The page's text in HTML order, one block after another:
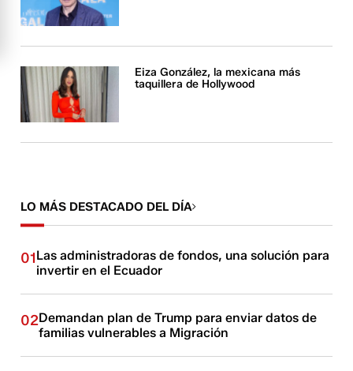
Eiza González, la mexicana más
taquillera de Hollywood
LO MÁS DESTACADO DEL DÍA
01Las administradoras de fondos, una solución para
invertir en el Ecuador
02Demandan plan de Trump para enviar datos de
familias vulnerables a Migración